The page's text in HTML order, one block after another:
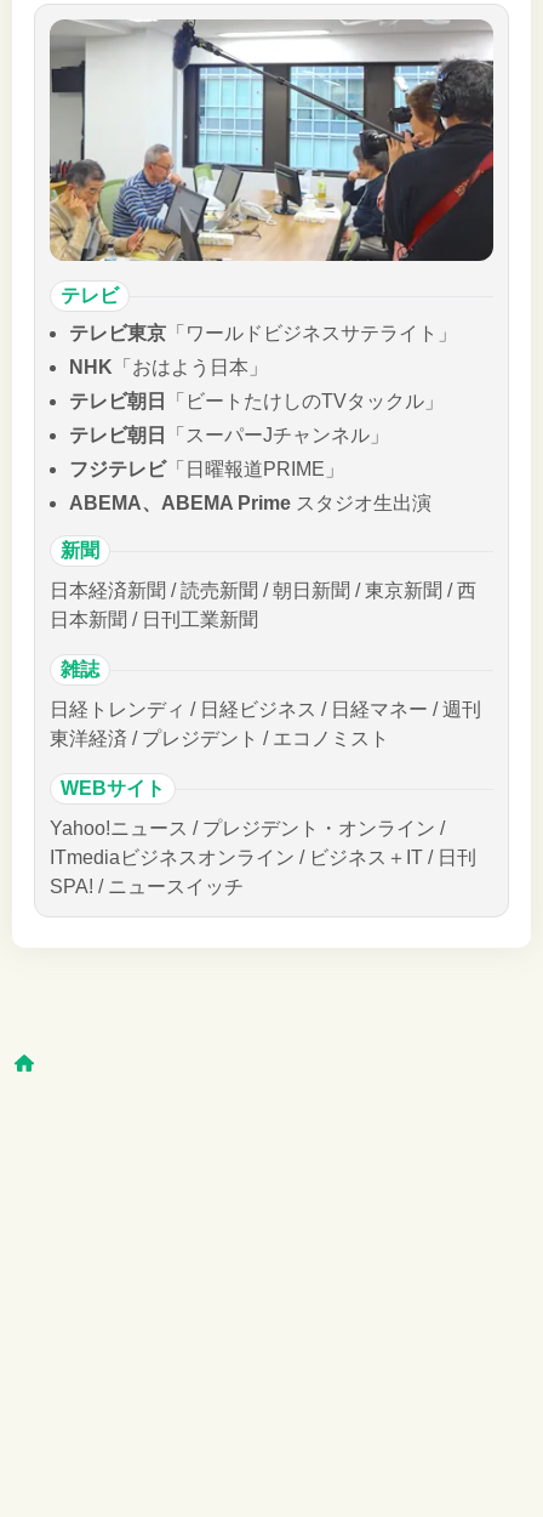
テレビ
テレビ東京 「ワールドビジネスサテライト」
NHK 「おはよう日本」
テレビ朝日
「ビートたけしのTVタックル」
テレビ朝日
「スーパーJチャンネル」
フジテレビ「日曜報道PRIME」
ABEMA、ABEMA Prime スタジオ生出演
新聞
日本経済新聞 / 読売新聞 / 朝日新聞 / 東京新聞 / 西
日本新聞 / 日刊工業新聞
雑誌
日経トレンディ / 日経ビジネス / 日経マネー / 週刊
東洋経済 / プレジデント / エコノミスト
WEBサイト
Yahoo!ニュース / プレジデント・オンライン /
ITmediaビジネスオンライン / ビジネス＋IT / 日刊
SPA! / ニュースイッチ